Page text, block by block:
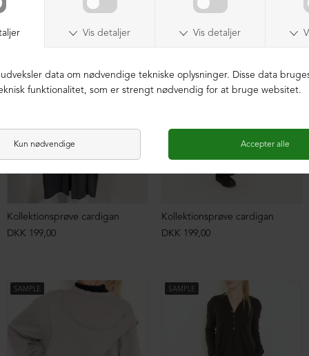
Kollektionsprøve cardigan
DKK 199,00
SAMPLE
Kollektionsprøve cardigan
DKK 199,00
SAMPLE SAMPLE